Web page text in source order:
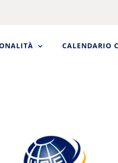
CALENDARIO